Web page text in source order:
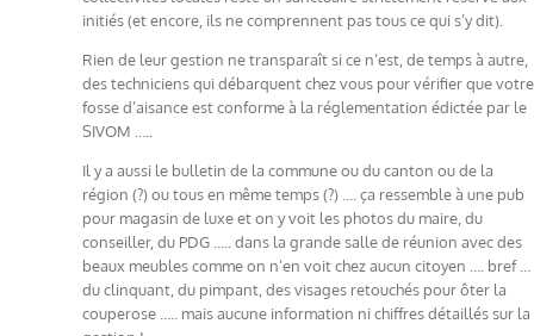
initiés (et encore, ils ne comprennent pas tous ce qui s’y dit).
Rien de leur gestion ne transparaît si ce n’est, de temps à autre,
des techniciens qui débarquent chez vous pour vérifier que votre
fosse d’aisance est conforme à la réglementation édictée par le
SIVOM …..
Il y a aussi le bulletin de la commune ou du canton ou de la
région (?) ou tous en même temps (?) …. ça ressemble à une pub
pour magasin de luxe et on y voit les photos du maire, du
conseiller, du PDG ….. dans la grande salle de réunion avec des
beaux meubles comme on n’en voit chez aucun citoyen …. bref …
du clinquant, du pimpant, des visages retouchés pour ôter la
couperose ….. mais aucune information ni chiffres détaillés sur la